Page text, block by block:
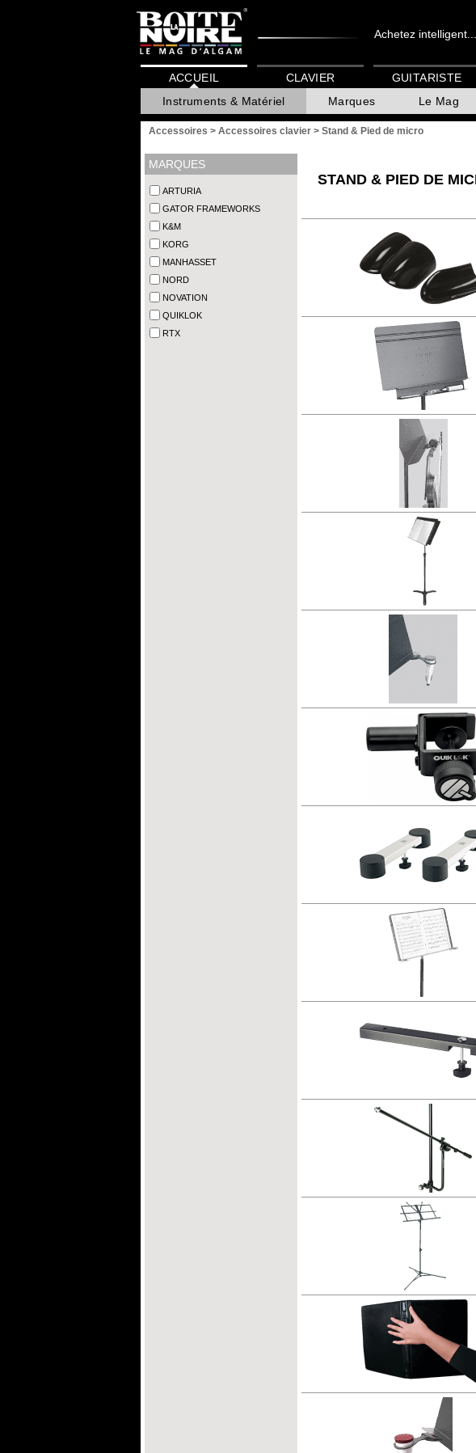
Achetez intelligent...
ACCUEIL
Instruments & Matériel
Marques Le Mag
CLAVIER GUITARISTE
Accessoires > Accessoires clavier > Stand & Pied de micro
MARQUES
ARTURIA
GATOR FRAMEWORKS
K&M
KORG
MANHASSET
NORD
NOVATION
QUIKLOK
RTX
STAND & PIED DE